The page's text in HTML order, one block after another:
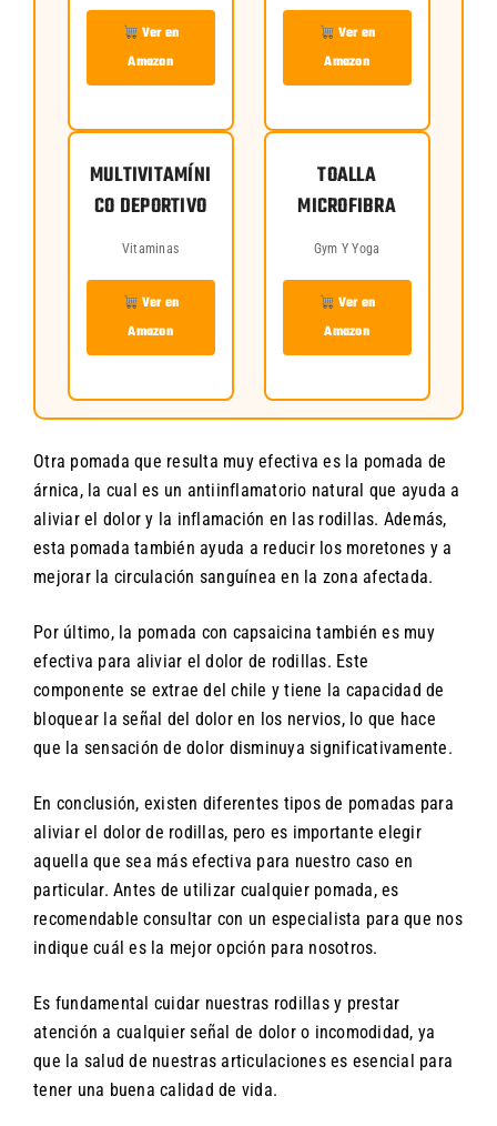
Ver en
Amazon
Ver en
Amazon
MULTIVITAMÍNI
CO DEPORTIVO
Vitaminas
Ver en
Amazon
TOALLA
MICROFIBRA
Gym Y Yoga
Ver en
Amazon
Otra pomada que resulta muy efectiva es la pomada de
árnica, la cual es un antiinflamatorio natural que ayuda a
aliviar el dolor y la inflamación en las rodillas. Además,
esta pomada también ayuda a reducir los moretones y a
mejorar la circulación sanguínea en la zona afectada.
Por último, la pomada con capsaicina también es muy
efectiva para aliviar el dolor de rodillas. Este
componente se extrae del chile y tiene la capacidad de
bloquear la señal del dolor en los nervios, lo que hace
que la sensación de dolor disminuya significativamente.
En conclusión, existen diferentes tipos de pomadas para
aliviar el dolor de rodillas, pero es importante elegir
aquella que sea más efectiva para nuestro caso en
particular. Antes de utilizar cualquier pomada, es
recomendable consultar con un especialista para que nos
indique cuál es la mejor opción para nosotros.
Es fundamental cuidar nuestras rodillas y prestar
atención a cualquier señal de dolor o incomodidad, ya
que la salud de nuestras articulaciones es esencial para
tener una buena calidad de vida.